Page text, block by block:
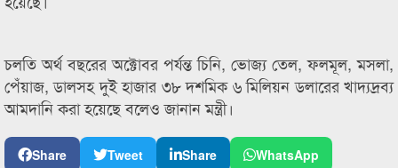
চলতি অর্থ বছরের অক্টোবর পর্যন্ত চিনি, ভোজ্য তেল, ফলমূল, মসলা,
পেঁয়াজ, ডালসহ দুই হাজার ৩৮ দশমিক ৬ মিলিয়ন ডলারের খাদ্যদ্রব্য
আমদানি করা হয়েছে বলেও জানান মন্ত্রী।
Share Tweet Share
WhatsApp